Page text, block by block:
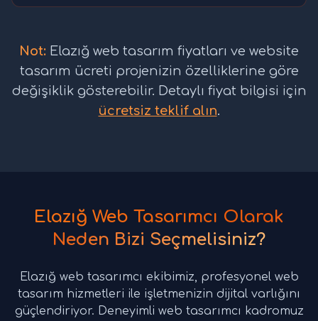
Not: Elazığ web tasarım fiyatları ve website
tasarım ücreti projenizin özelliklerine göre
değişiklik gösterebilir. Detaylı fiyat bilgisi için
ücretsiz teklif alın.
Elazığ Web Tasarımcı Olarak
Neden Bizi Seçmelisiniz?
Elazığ web tasarımcı ekibimiz, profesyonel web
tasarım hizmetleri ile işletmenizin dijital varlığını
güçlendiriyor. Deneyimli web tasarımcı kadromuz